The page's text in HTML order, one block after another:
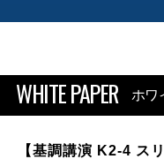
WHITE PAPER ホワ
【基調講演 K2-4 ス